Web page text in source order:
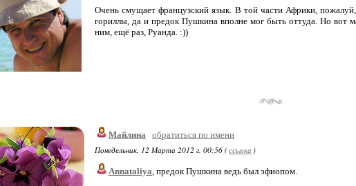
Очень смущает французский язык. В той части Африки,
гориллы, да и предок Пушкина вполне мог быть оттуда. Но вот
ним, ещё раз, Руанда. :))
Майлина
обратиться по имени
Понедельник, 12 Марта 2012 г. 00:56 (ссылка )
Annataliya, предок Пушкина ведь был эфиопом.